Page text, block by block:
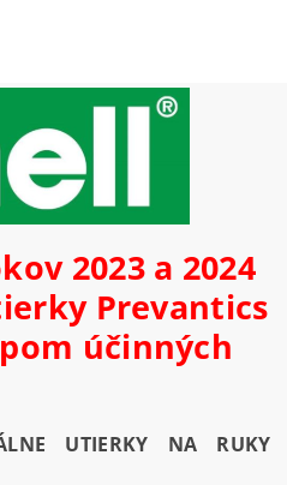
2023 a 2024
Prevantics
účinných
UTIERKY NA RUKY